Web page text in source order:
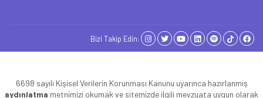
Bizi Takip Edin:
6698 sayılı Kişisel Verilerin Korunması Kanunu uyarınca hazırlanmış
aydınlatma metnimizi okumak ve sitemizde ilgili mevzuata uygun olarak